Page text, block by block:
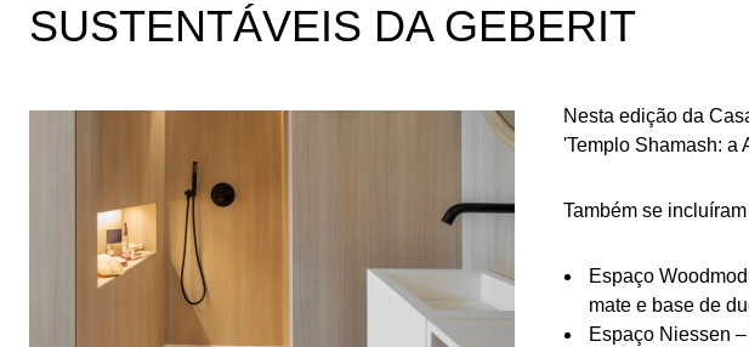
SUSTENTÁVEIS DA GEBERIT
Nesta edição da
'Templo Shamash: a
Também se
Espaço
mate e base de
Espaço Niessen